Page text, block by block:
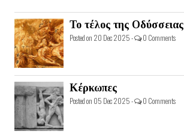
Το τέλος της Οδύσσειας
Posted on 20 Dec 2025 - 0 Comments
Κέρκωπες
Posted on 05 Dec 2025 - 0 Comments